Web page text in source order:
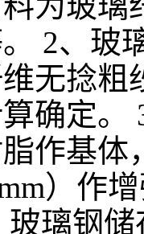
2、玻
无捻粗
确定
作基
）作
玻璃钢